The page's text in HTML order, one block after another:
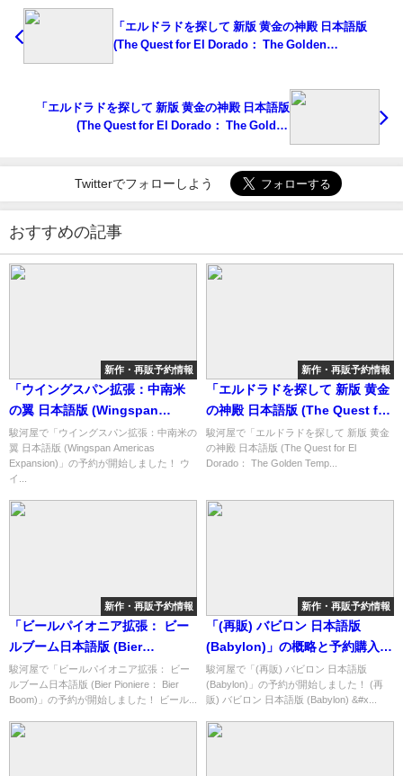
「エルドラドを探して 新版 黄金の神殿 日本語版
(The Quest for El Dorado： The Golden
「エルドラドを探して 新版 黄金の神殿 日本語版
(The Quest for El Dorado： The Golden
Twitterでフォローしよう
おすすめの記事
新作・再販予約情報
「ウイングスパン拡張：中南米
の翼 日本語版 (Wingspan
Americas Expansion)」の概略
と予約購入可能なショップ紹
介！
駿河屋で「ウイングスパン拡張：中南米の
翼 日本語版 (Wingspan Americas
Expansion)」の予約が開始しました！ ウ
イ...
新作・再販予約情報
「エルドラドを探して 新版 黄金
の神殿 日本語版 (The Quest for
El Dorado： The Golden
Temples)」の概略と予約購入可
駿河屋で「エルドラドを探して 新版 黄金
の神殿 日本語版 (The Quest for El
Dorado： The Golden Temp...
新作・再販予約情報
「ビールパイオニア拡張： ビー
ルブーム日本語版 (Bier
Pioniere： Bier Boom)」の概略
と予約購入可能なショップ紹
駿河屋で「ビールパイオニア拡張： ビー
ルブーム日本語版 (Bier Pioniere： Bier
Boom)」の予約が開始しました！ ビール...
新作・再販予約情報
「(再販) バビロン 日本語版
(Babylon)」の概略と予約購入可
能なショップ紹介！
駿河屋で「(再販) バビロン 日本語版
(Babylon)」の予約が開始しました！ (再
販) バビロン 日本語版 (Babylon) &#x...